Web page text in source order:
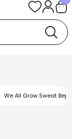
We All Grow Sweat Bej